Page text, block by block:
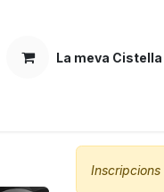
La meva Cistella
Inscripcions